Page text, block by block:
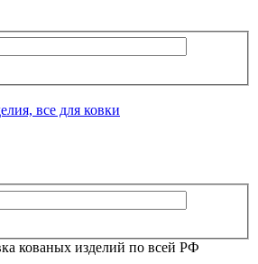
кованых изделий по всей РФ